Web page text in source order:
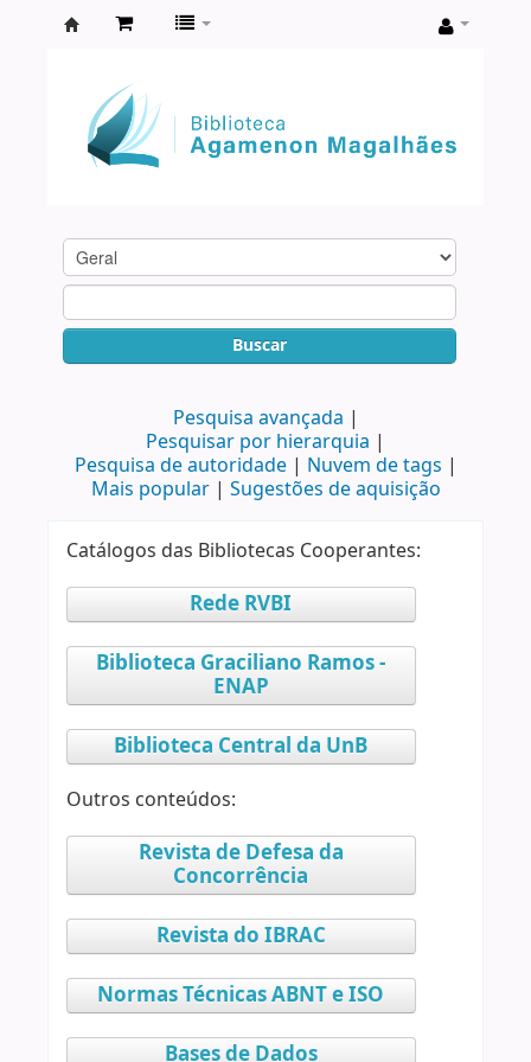
Agamenon
Magalhães
Buscar
Pesquisa avançada
Pesquisar por hierarquia
Pesquisa de autoridade
Nuvem de tags
Mais popular
Sugestões de aquisição
Catálogos das Bibliotecas Cooperantes:
Rede RVBI
Biblioteca Graciliano Ramos -
ENAP
Biblioteca Central da UnB
Outros conteúdos:
Revista de Defesa da
Concorrência
Revista do IBRAC
Normas Técnicas ABNT e ISO
Bases de Dados